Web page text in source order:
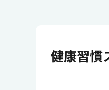
健康習慣